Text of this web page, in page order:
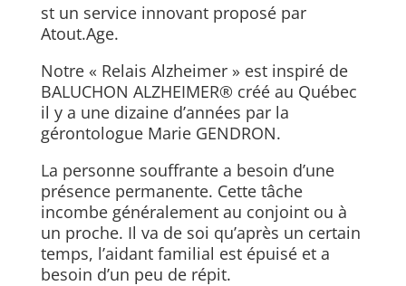
st un service innovant proposé par
Atout.Age.
Notre « Relais Alzheimer » est inspiré de
BALUCHON ALZHEIMER® créé au Québec
il y a une dizaine d’années par la
gérontologue Marie GENDRON.
La personne souffrante a besoin d’une
présence permanente. Cette tâche
incombe généralement au conjoint ou à
un proche. Il va de soi qu’après un certain
temps, l’aidant familial est épuisé et a
besoin d’un peu de répit.